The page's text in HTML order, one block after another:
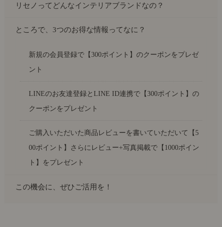
リセノってどんなインテリアブランドなの？
ところで、3つのお得な情報ってなに？
新規の会員登録で【300ポイント】のクーポンをプレゼ
ント
LINEのお友達登録とLINE ID連携で【300ポイント】の
クーポンをプレゼント
ご購入いただいた商品レビューを書いていただいて【5
00ポイント】さらにレビュー+写真掲載で【1000ポイン
ト】をプレゼント
この機会に、ぜひご活用を！